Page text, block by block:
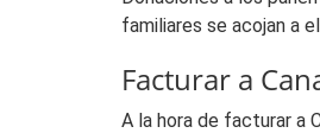
familiares se acojan a
Facturar a
A la hora de facturar a